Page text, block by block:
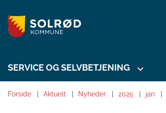
SERVICE OG SELVBETJENING
Forside Aktuelt Nyheder 2025 jan